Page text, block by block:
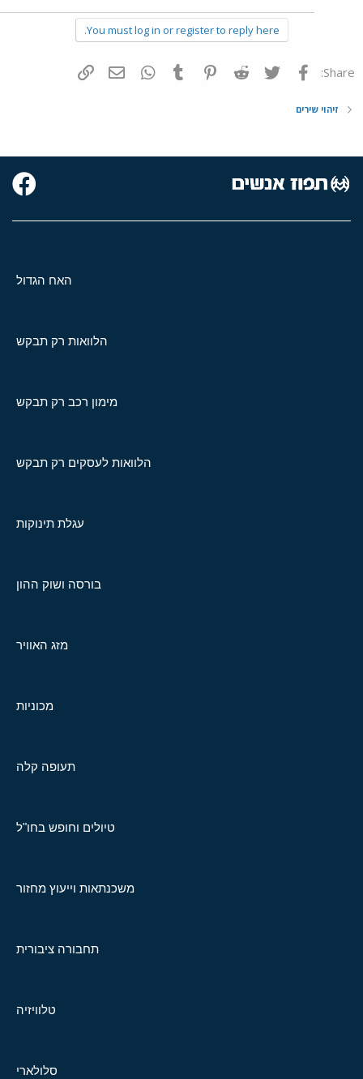
You must log in or register to reply here.
Share: פייסבוק Twitter
Reddit
Pinterest
Tumblr
WhatsAppדואר אלקטרוני
זיהוי שירים
האח הגדול
הלוואות רק תבקש
מימון רכב רק תבקש
הלוואות לעסקים רק תבקש
עגלת תינוקות
בורסה ושוק ההון
מזג האוויר
מכוניות
תעופה קלה
טיולים וחופש בחו"ל
משכנתאות וייעוץ מחזור
תחבורה ציבורית
טלוויזיה
סלולארי